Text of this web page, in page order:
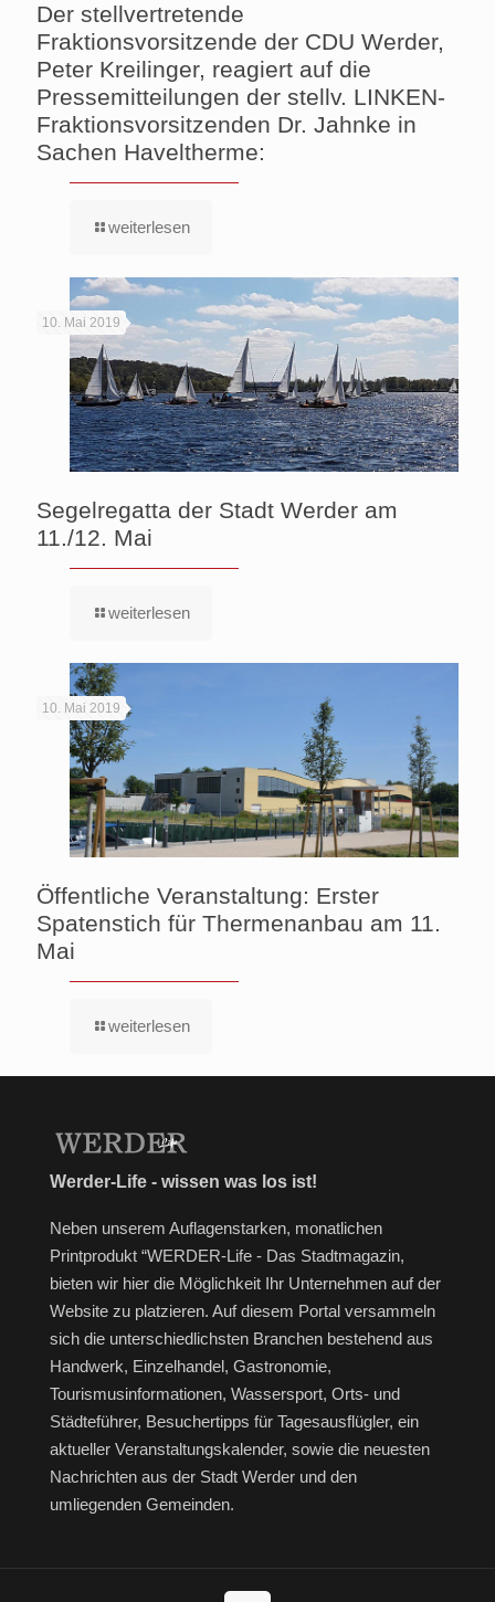
Der stellvertretende
Fraktionsvorsitzende der CDU Werder,
Peter Kreilinger, reagiert auf die
Pressemitteilungen der stellv. LINKEN-
Fraktionsvorsitzenden Dr. Jahnke in
Sachen Haveltherme:
weiterlesen
10. Mai 2019
Segelregatta der Stadt Werder am
11./12. Mai
weiterlesen
10. Mai 2019
Öffentliche Veranstaltung: Erster
Spatenstich für Thermenanbau am 11.
Mai
weiterlesen
Werder-Life - wissen was los ist!
Neben unserem Auflagenstarken, monatlichen
Printprodukt “WERDER-Life - Das Stadtmagazin,
bieten wir hier die Möglichkeit Ihr Unternehmen auf der
Website zu platzieren. Auf diesem Portal versammeln
sich die unterschiedlichsten Branchen bestehend aus
Handwerk, Einzelhandel, Gastronomie,
Tourismusinformationen, Wassersport, Orts- und
Städteführer, Besuchertipps für Tagesausflügler, ein
aktueller Veranstaltungskalender, sowie die neuesten
Nachrichten aus der Stadt Werder und den
umliegenden Gemeinden.